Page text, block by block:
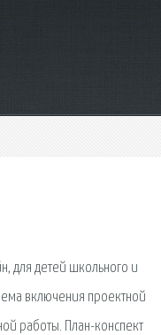
для детей школьного и
включения проектной
работы. План-конспект